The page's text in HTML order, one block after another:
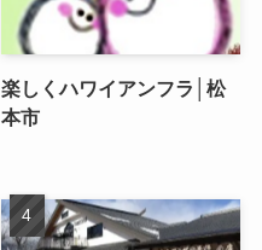
楽しくハワイアンフラ│松
本市